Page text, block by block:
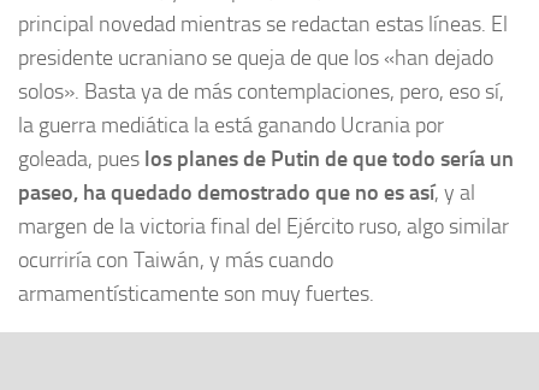
principal novedad mientras se redactan estas líneas. El
presidente ucraniano se queja de que los «han dejado
solos». Basta ya de más contemplaciones, pero, eso sí,
la guerra mediática la está ganando Ucrania por
goleada, pues los planes de Putin de que todo sería un
paseo, ha quedado demostrado que no es así, y al
margen de la victoria final del Ejército ruso, algo similar
ocurriría con Taiwán, y más cuando
armamentísticamente son muy fuertes.